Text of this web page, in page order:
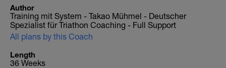
Author
Training mit System - Takao Mühmel - Deutscher
Spezialist für Triathon Coaching - Full Support
All plans by this Coach
Length
36 Weeks